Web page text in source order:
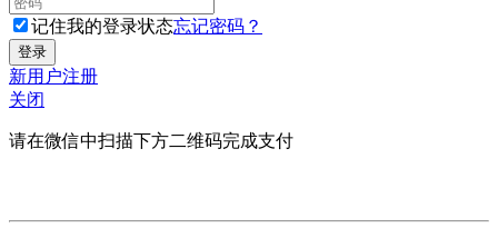
记住我的登录状态忘记密码？
新用户注册
关闭
请在微信中扫描下方二维码完成支付